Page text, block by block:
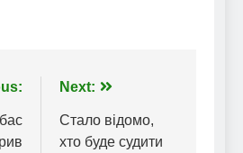
Next:
Стало відомо,
хто буде судити